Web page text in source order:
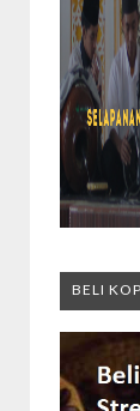
BELI